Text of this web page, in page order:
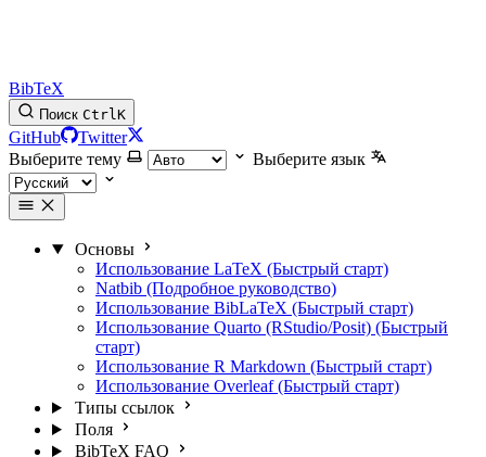
BibTeX
Поиск CtrlK
GitHub
Twitter
Выберите тему
Выберите язык
Основы
Использование LaTeX (Быстрый старт)
Natbib (Подробное руководство)
Использование BibLaTeX (Быстрый старт)
Использование Quarto (RStudio/Posit) (Быстрый
старт)
Использование R Markdown (Быстрый старт)
Использование Overleaf (Быстрый старт)
Типы ссылок
Поля
BibTeX FAQ